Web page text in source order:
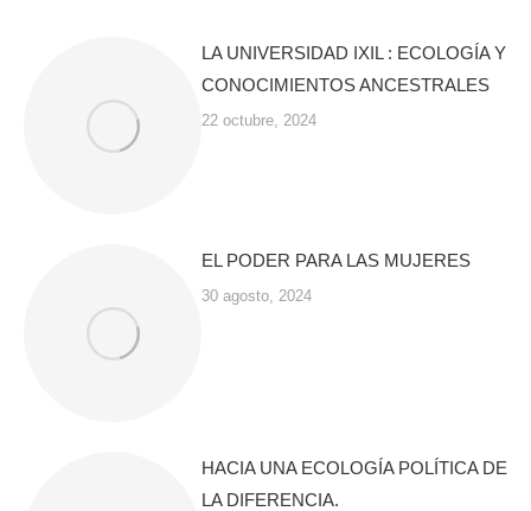
LA UNIVERSIDAD IXIL : ECOLOGÍA Y
CONOCIMIENTOS ANCESTRALES
22 octubre, 2024
EL PODER PARA LAS MUJERES
30 agosto, 2024
HACIA UNA ECOLOGÍA POLÍTICA DE
LA DIFERENCIA.